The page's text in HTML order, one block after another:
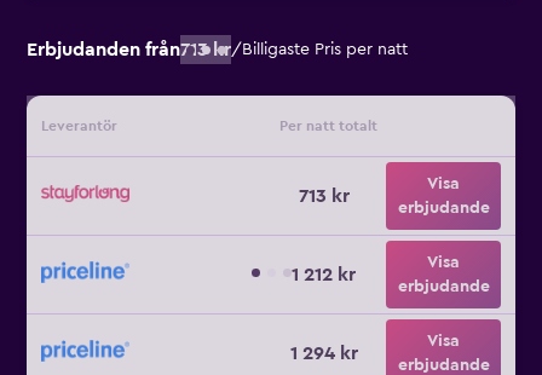
Erbjudanden från713 kr/ Billigaste Pris per natt
Leverantör Per natt totalt
713 kr
Visa
erbjudande
1 212 kr
Visa
erbjudande
1 294 kr
Visa
erbjudande